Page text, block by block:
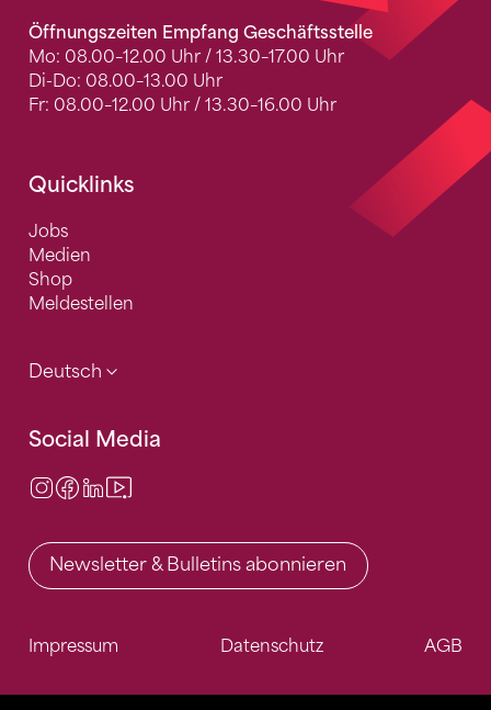
Öffnungszeiten Empfang Geschäftsstelle
Mo: 08.00–12.00 Uhr / 13.30–17.00 Uhr
Di-Do: 08.00–13.00 Uhr
Fr: 08.00–12.00 Uhr / 13.30–16.00 Uhr
Quicklinks
Jobs
Medien
Shop
Meldestellen
Deutsch
Social Media
Instagram
Facebook
LinkedIn
Newsletter & Bulletins abonnieren
Impressum Datenschutz AGB